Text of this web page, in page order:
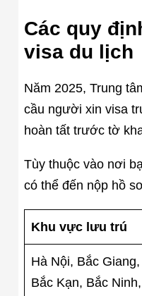
Các quy
visa du lịch
Năm 2025, Trung
cầu người xin visa
hoàn tất trước tờ
Tùy thuộc vào nơi
có thể đến nộp hồ
Khu vực lưu trú
Hà Nội, Bắc Giang,
Bắc Kạn, Bắc Ninh,